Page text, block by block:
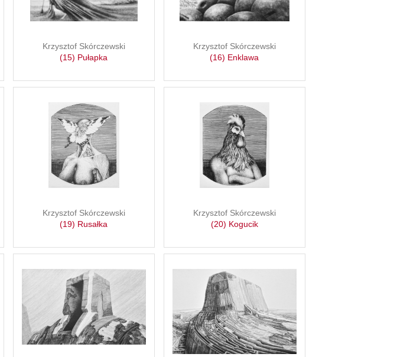
Krzysztof Skórczewski
(15) Pułapka
Krzysztof Skórczewski
(16) Enklawa
Krzysztof Skórczewski
(19) Rusałka
Krzysztof Skórczewski
(20) Kogucik